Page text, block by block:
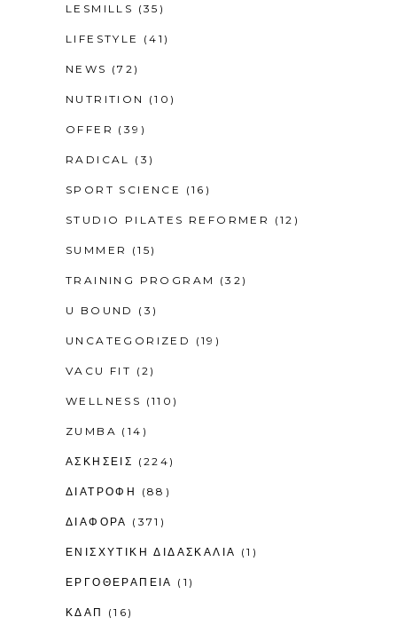
LESMILLS (35)
LIFESTYLE (41)
NEWS (72)
NUTRITION (10)
OFFER (39)
RADICAL (3)
SPORT SCIENCE (16)
STUDIO PILATES REFORMER (12)
SUMMER (15)
TRAINING PROGRAM (32)
U BOUND (3)
UNCATEGORIZED (19)
VACU FIT (2)
WELLNESS (110)
ZUMBA (14)
ΑΣΚΗΣΕΙΣ (224)
ΔΙΑΤΡΟΦΗ (88)
ΔΙΑΦΟΡΑ (371)
ΕΝΙΣΧΥΤΙΚΉ ΔΙΔΑΣΚΑΛΊΑ (1)
ΕΡΓΟΘΕΡΑΠΕΊΑ (1)
ΚΔΑΠ (16)